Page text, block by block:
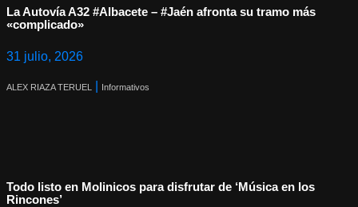
La Autovía A32 #Albacete – #Jaén afronta su tramo más
«complicado»
31 julio, 2026
ALEX RIAZA TERUEL Informativos
Todo listo en Molinicos para disfrutar de ‘Música en los
Rincones’